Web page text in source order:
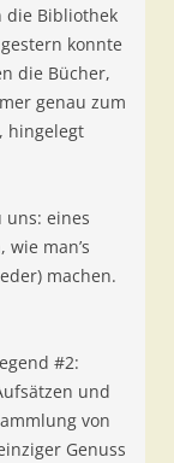
die Bibliothek
konnte
die Bücher,
genau zum
hingelegt
uns: eines
man’s
machen.
#2:
und
von
Genuss